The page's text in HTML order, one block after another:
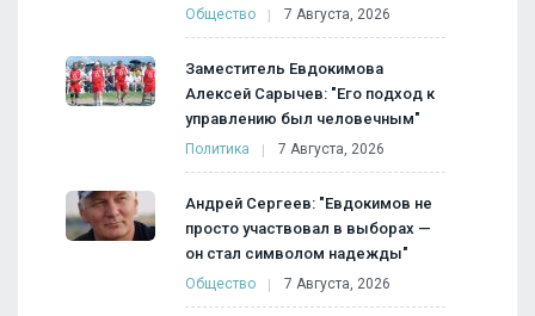
Общество 7 Августа, 2026
Заместитель Евдокимова
Алексей Сарычев: "Его подход к
управлению был человечным"
Политика 7 Августа, 2026
Андрей Сергеев: "Евдокимов не
просто участвовал в выборах —
он стал символом надежды"
Общество 7 Августа, 2026